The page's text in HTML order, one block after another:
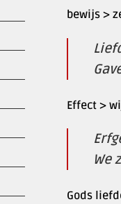
bewijs >
Effect >
We
Gods